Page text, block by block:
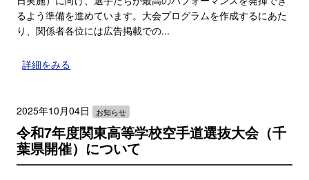
るよう準備を進めています。大会プログラムを作成するにあた
り、関係者各位には広告掲載での...
詳細をみる
2025年10月04日 お知らせ
令和7年度関東高等学校空手道選抜大会（千
葉県開催）について